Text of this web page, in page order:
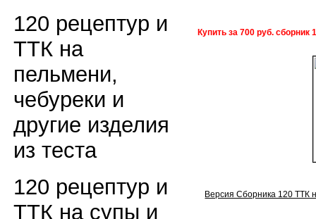
120 рецептур и
ТТК на
пельмени,
чебуреки и
другие изделия
из теста
120 рецептур и
ТТК на супы и
Купить за 700 руб.
Версия Сборника 120 ТТК